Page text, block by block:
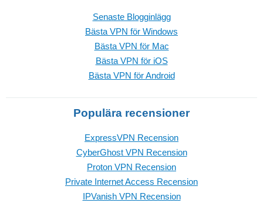
Senaste Blogginlägg
Bästa VPN för Windows
Bästa VPN för Mac
Bästa VPN för iOS
Bästa VPN för Android
Populära recensioner
ExpressVPN Recension
CyberGhost VPN Recension
Proton VPN Recension
Private Internet Access Recension
IPVanish VPN Recension